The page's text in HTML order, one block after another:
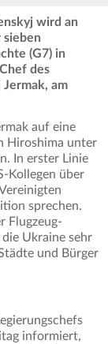
wird an
(G7) in
des
am
auf eine
Hiroshima unter
In erster Linie
Kollegen über
sprechen.
Flugzeug-
Ukraine sehr
und Bürger
informiert,